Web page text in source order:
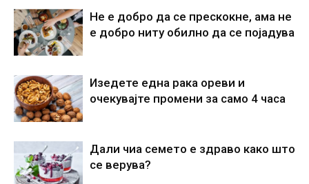
Не е добро да се прескокне, ама не
е добро ниту обилно да се појадува
Изедете една рака ореви и
очекувајте промени за само 4 часа
Дали чиа семето е здраво како што
се верува?